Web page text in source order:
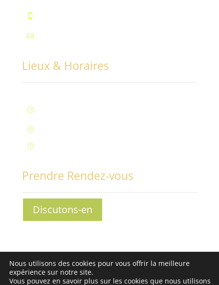


Lieux & Horaires
}
}
}
Prendre Rendez-vous
Discutons-en
droits réservés -Mentions légales - Conditions
Générales de Vente
Nous utilisons des cookies pour vous offrir la meilleure
expérience sur notre site.
Vous pouvez en savoir plus sur les cookies que nous utilisons